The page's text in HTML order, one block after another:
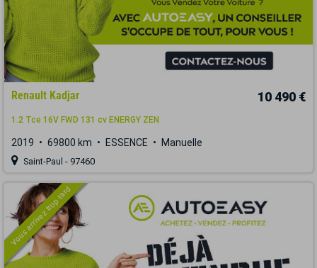
Renault Kadjar 10 490 €
1.2 Tce 16V FWD 131 cv ENERGY ZEN
2019 69800 km ESSENCE Manuelle
Saint-Paul - 97460
Vous arrivez trop tard